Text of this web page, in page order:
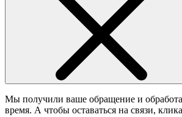
Мы получили ваше обращение и
время. А чтобы оставаться на связи,